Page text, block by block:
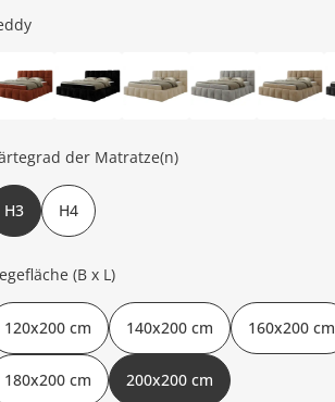
der Matratze(n)
H3 H4
(B x L)
120x200 cm 140x200 cm 160x200 cm
180x200 cm 200x200 cm